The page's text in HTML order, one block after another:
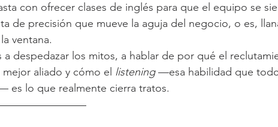
con ofrecer clases de inglés para que el equipo se
de precisión que mueve la aguja del negocio, o es,
ventana.
a despedazar los mitos, a hablar de por qué el
aliado y cómo el listening —esa habilidad que
es lo que realmente cierra tratos.